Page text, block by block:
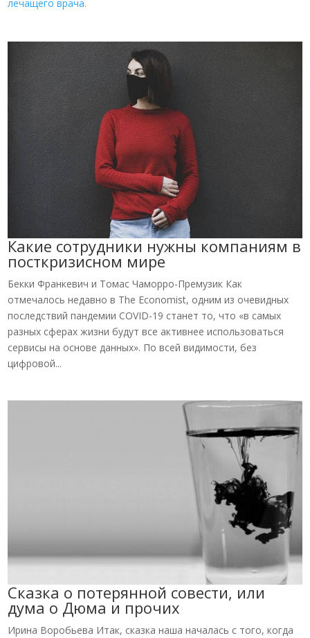
лечащего врача.
Какие сотрудники нужны компаниям в
посткризисном мире
Бекки Франкевич и Томас Чаморро-Премузик Как
отмечалось недавно в The Economist, одним из очевидных
последствий пандемии COVID-19 станет то, что «в самых
разных сферах жизни будут все активнее использоваться
сервисы на основе данных». По всей видимости, без
цифровой...
Сказка о потерянной совести, или
дума о Дюма и прочих
Ирина Воробьева Итак, сказка наша началась с того, когда